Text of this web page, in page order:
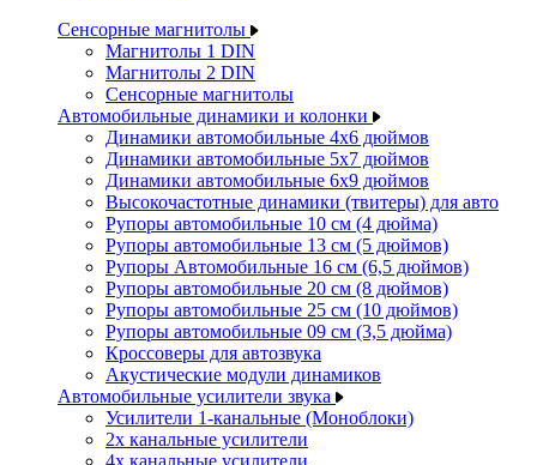
Сенсорные магнитолы
Магнитолы 1 DIN
Магнитолы 2 DIN
Сенсорные магнитолы
Автомобильные динамики и колонки
Динамики автомобильные 4x6 дюймов
Динамики автомобильные 5x7 дюймов
Динамики автомобильные 6x9 дюймов
Высокочастотные динамики (твитеры) для авто
Рупоры автомобильные 10 см (4 дюйма)
Рупоры автомобильные 13 см (5 дюймов)
Рупоры Автомобильные 16 см (6,5 дюймов)
Рупоры автомобильные 20 см (8 дюймов)
Рупоры автомобильные 25 см (10 дюймов)
Рупоры автомобильные 09 см (3,5 дюйма)
Кроссоверы для автозвука
Акустические модули динамиков
Автомобильные усилители звука
Усилители 1-канальные (Моноблоки)
2х канальные усилители
4х канальные усилители